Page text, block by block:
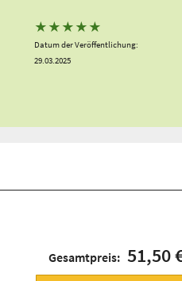
Gesamtpreis: 51,50
★ ★ ★ ★ ★
Datum der Veröffentlichung:
29.03.2025